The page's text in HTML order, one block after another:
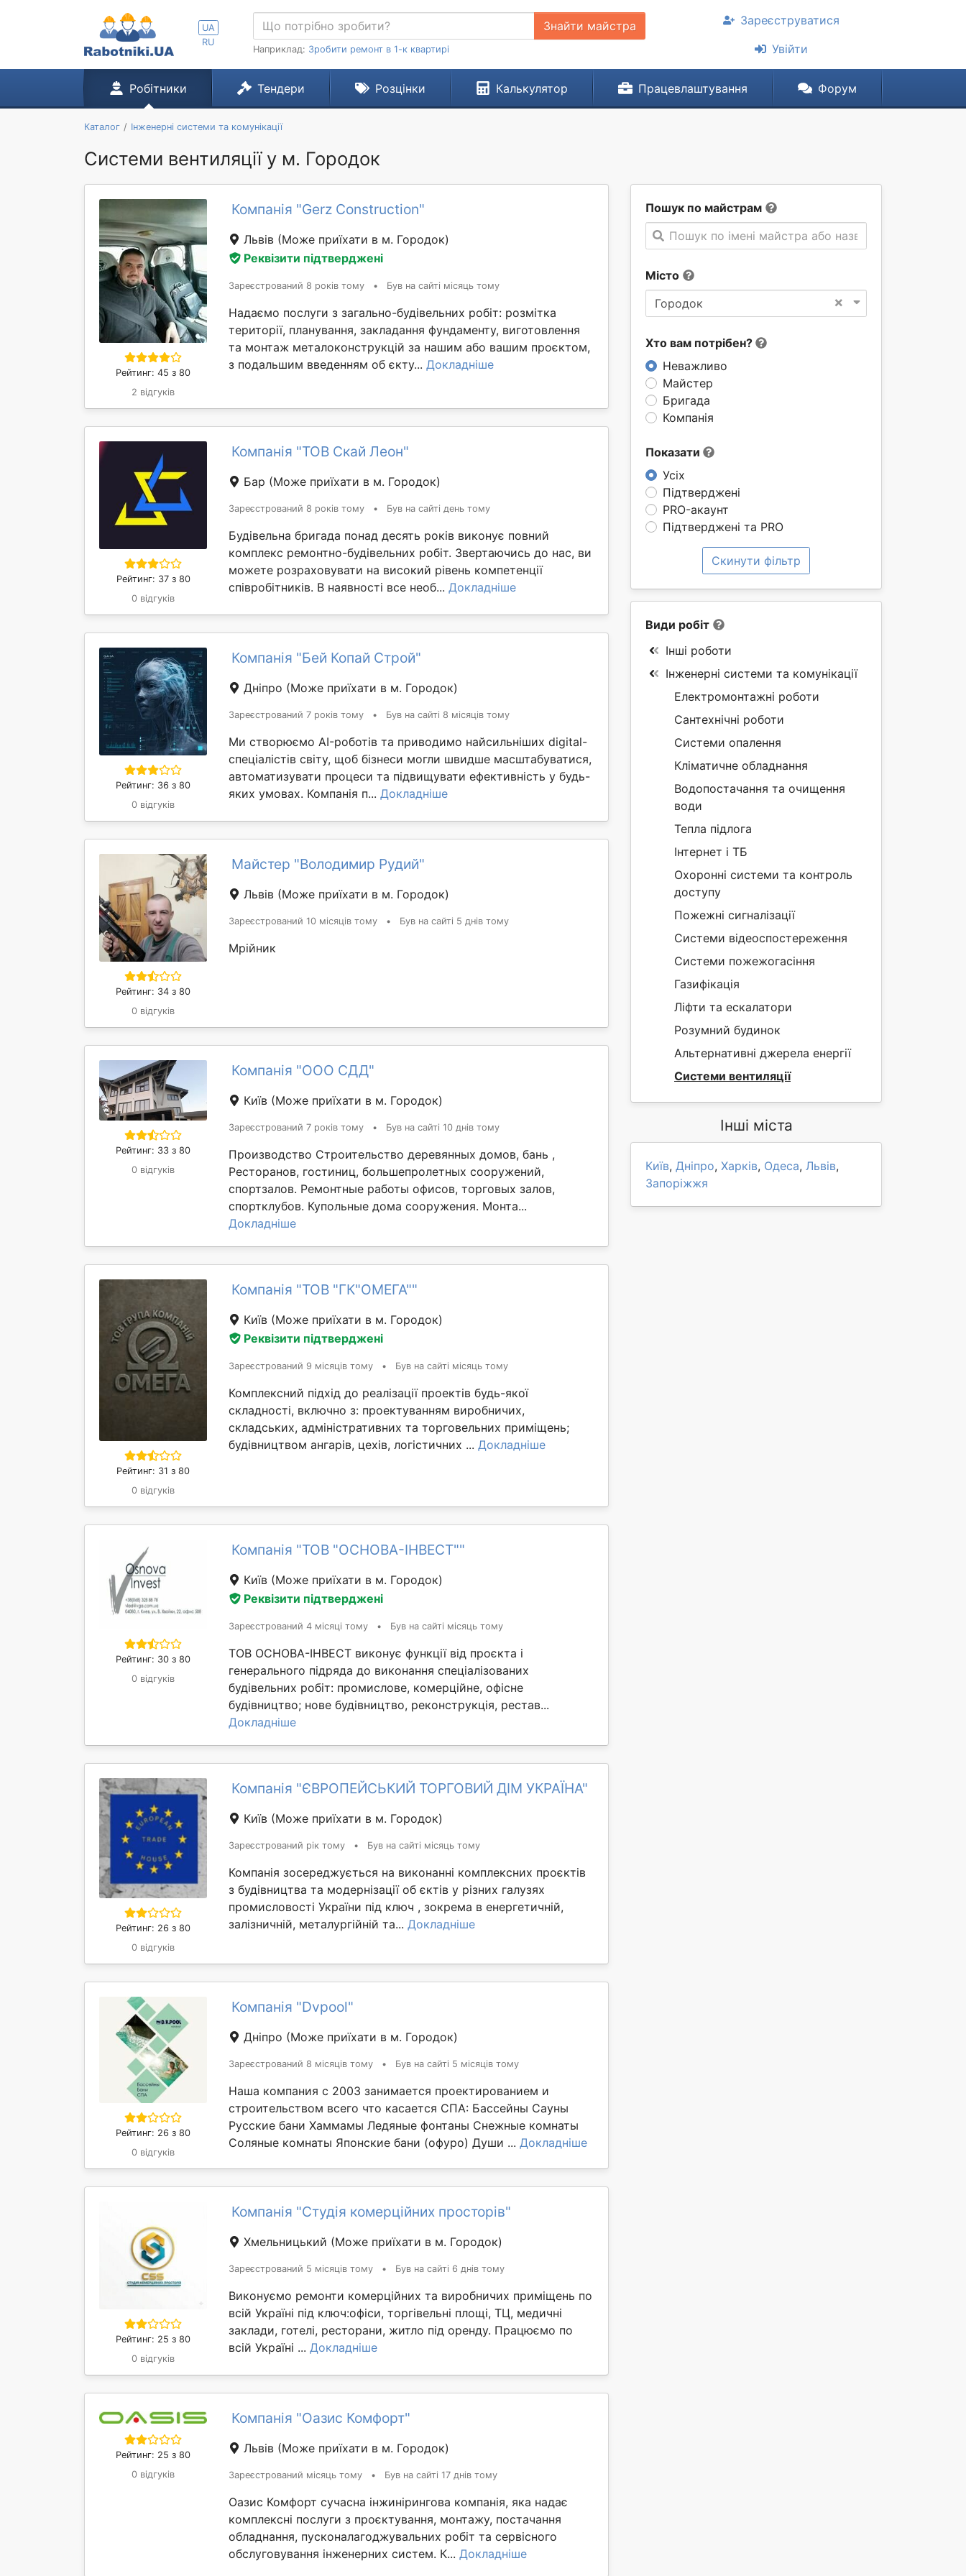
UA
RU
Знайти майстра
Наприклад: Зробити ремонт в 1-к квартирі
Зареєструватися
Увійти
Робітники Тендери Розцінки Калькулятор Працевлаштування Форум
Каталог Інженерні системи та комунікації
Системи вентиляції у м. Городок
Пошук по майстрам
Пошук по імені майстра або назві компанії
Місто
×
Городок
Хто вам потрібен?
Неважливо
Майстер
Бригада
Компанія
Показати
Усіх
Підтверджені
PRO-акаунт
Підтверджені та PRO
Скинути фільтр
Рейтинг: 45 з 80
2 відгуків
Компанія "Gerz Construction"
Львів (Може приїхати в м. Городок)
Реквізити підтверджені
Зареєстрований 8 років тому • Був на сайті місяць тому
Надаємо послуги з загально-будівельних робіт: розмітка
території, планування, закладання фундаменту, виготовлення
та монтаж металоконструкцій за нашим або вашим проєктом,
з подальшим введенням об єкту... Докладніше
Рейтинг: 37 з 80
0 відгуків
Компанія "ТОВ Скай Леон"
Бар (Може приїхати в м. Городок)
Зареєстрований 8 років тому • Був на сайті день тому
Будівельна бригада понад десять років виконує повний
комплекс ремонтно-будівельних робіт. Звертаючись до нас, ви
можете розраховувати на високий рівень компетенції
співробітників. В наявності все необ... Докладніше
Рейтинг: 36 з 80
0 відгуків
Компанія "Бей Копай Строй"
Дніпро (Може приїхати в м. Городок)
Зареєстрований 7 років тому • Був на сайті 8 місяців тому
Ми створюємо AI-роботів та приводимо найсильніших digital-
спеціалістів світу, щоб бізнеси могли швидше масштабуватися,
автоматизувати процеси та підвищувати ефективність у будь-
яких умовах. Компанія п... Докладніше
Рейтинг: 34 з 80
0 відгуків
Майстер "Володимир Рудий"
Львів (Може приїхати в м. Городок)
Зареєстрований 10 місяців тому • Був на сайті 5 днів тому
Мрійник
Рейтинг: 33 з 80
0 відгуків
Компанія "OOO СДД"
Київ (Може приїхати в м. Городок)
Зареєстрований 7 років тому • Був на сайті 10 днів тому
Производство Строительство деревянных домов, бань ,
Ресторанов, гостиниц, большепролетных сооружений,
спортзалов. Ремонтные работы офисов, торговых залов,
спортклубов. Купольные дома сооружения. Монта...
Докладніше
Рейтинг: 31 з 80
0 відгуків
Компанія "ТОВ "ГК"ОМЕГА""
Київ (Може приїхати в м. Городок)
Реквізити підтверджені
Зареєстрований 9 місяців тому • Був на сайті місяць тому
Комплексний підхід до реалізації проектів будь-якої
складності, включно з: проектуванням виробничих,
складських, адміністративних та торговельних приміщень;
будівництвом ангарів, цехів, логістичних ... Докладніше
Рейтинг: 30 з 80
0 відгуків
Компанія "ТОВ "ОСНОВА-ІНВЕСТ""
Київ (Може приїхати в м. Городок)
Реквізити підтверджені
Зареєстрований 4 місяці тому • Був на сайті місяць тому
ТОВ ОСНОВА-ІНВЕСТ виконує функції від проєкта і
генерального підряда до виконання спеціалізованих
будівельних робіт: промислове, комерційне, офісне
будівництво; нове будівництво, реконструкція, рестав...
Докладніше
Рейтинг: 26 з 80
0 відгуків
Компанія "ЄВРОПЕЙСЬКИЙ ТОРГОВИЙ ДІМ УКРАЇНА"
Київ (Може приїхати в м. Городок)
Зареєстрований рік тому • Був на сайті місяць тому
Компанія зосереджується на виконанні комплексних проєктів
з будівництва та модернізації об єктів у різних галузях
промисловості України під ключ , зокрема в енергетичній,
залізничній, металургійній та... Докладніше
Рейтинг: 26 з 80
0 відгуків
Компанія "Dvpool"
Дніпро (Може приїхати в м. Городок)
Зареєстрований 8 місяців тому • Був на сайті 5 місяців тому
Наша компания с 2003 занимается проектированием и
строительством всего что касается СПА: Бассейны Сауны
Русские бани Хаммамы Ледяные фонтаны Снежные комнаты
Соляные комнаты Японские бани (офуро) Души ... Докладніше
Рейтинг: 25 з 80
0 відгуків
Компанія "Студія комерційних просторів"
Хмельницький (Може приїхати в м. Городок)
Зареєстрований 5 місяців тому • Був на сайті 6 днів тому
Виконуємо ремонти комерційних та виробничих приміщень по
всій Україні під ключ:офіси, торгівельні площі, ТЦ, медичні
заклади, готелі, ресторани, житло під оренду. Працюємо по
всій Україні ... Докладніше
Рейтинг: 25 з 80
0 відгуків
Компанія "Оазис Комфорт"
Львів (Може приїхати в м. Городок)
Зареєстрований місяць тому • Був на сайті 17 днів тому
Оазис Комфорт сучасна інжинірингова компанія, яка надає
комплексні послуги з проєктування, монтажу, постачання
обладнання, пусконалагоджувальних робіт та сервісного
обслуговування інженерних систем. К... Докладніше
Види робіт
Інші роботи
Інженерні системи та комунікації
Електромонтажні роботи
Сантехнічні роботи
Системи опалення
Кліматичне обладнання
Водопостачання та очищення
води
Тепла підлога
Інтернет і ТБ
Охоронні системи та контроль
доступу
Пожежні сигналізації
Системи відеоспостереження
Системи пожежогасіння
Газифікація
Ліфти та ескалатори
Розумний будинок
Альтернативні джерела енергії
Системи вентиляції
Інші міста
Київ, Дніпро, Харків, Одеса, Львів,
Запоріжжя